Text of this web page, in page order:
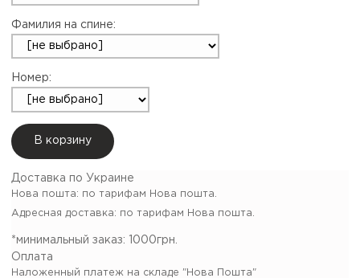
Фамилия на спине:
Номер:
В корзину
Доставка по Украине
Нова пошта: по тарифам Нова пошта.
Адресная доставка: по тарифам Нова пошта.
*минимальный заказ:
1000грн.
Оплата
Наложенный платеж на складе "Нова Пошта"